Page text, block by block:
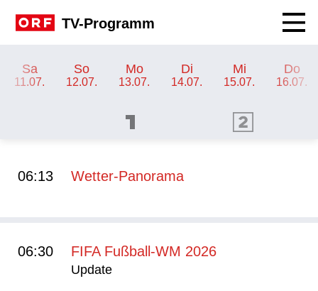
TV-Programm
Sa
11.07.
So
12.07.
Mo
13.07.
Di
14.07.
Mi
15.07.
Do
16.07.
ORF 2 Programm
06:13 Wetter-Panorama
06:30 FIFA Fußball-WM 2026
Update